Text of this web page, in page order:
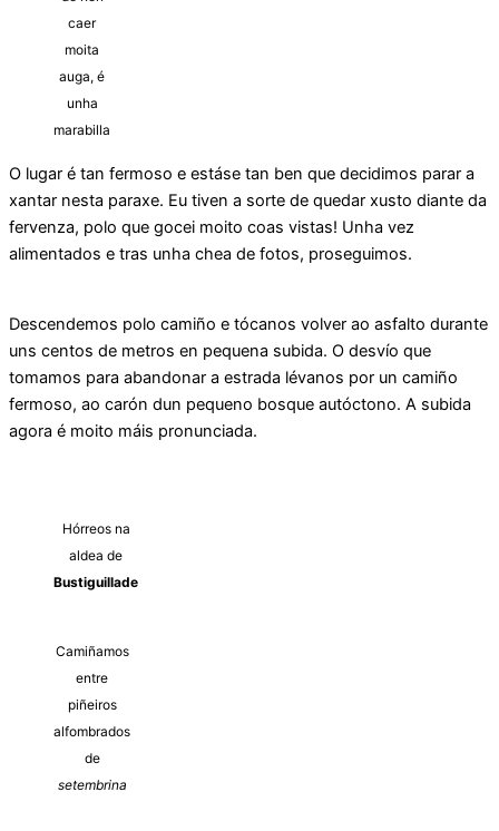
caer
moita
auga, é
unha
marabilla
O lugar é tan fermoso e estáse tan ben que decidimos parar a
xantar nesta paraxe. Eu tiven a sorte de quedar xusto diante da
fervenza, polo que gocei moito coas vistas! Unha vez
alimentados e tras unha chea de fotos, proseguimos.
Descendemos polo camiño e tócanos volver ao asfalto durante
uns centos de metros en pequena subida. O desvío que
tomamos para abandonar a estrada lévanos por un camiño
fermoso, ao carón dun pequeno bosque autóctono. A subida
agora é moito máis pronunciada.
Hórreos na
aldea de
Bustiguillade
Camiñamos
entre
piñeiros
alfombrados
de
setembrina